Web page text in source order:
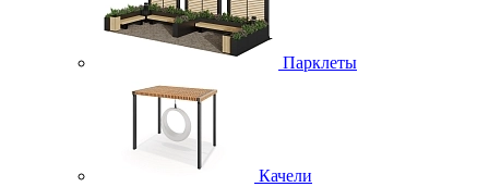
Парклеты
Качели